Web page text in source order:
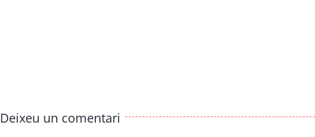
Deixeu un comentari